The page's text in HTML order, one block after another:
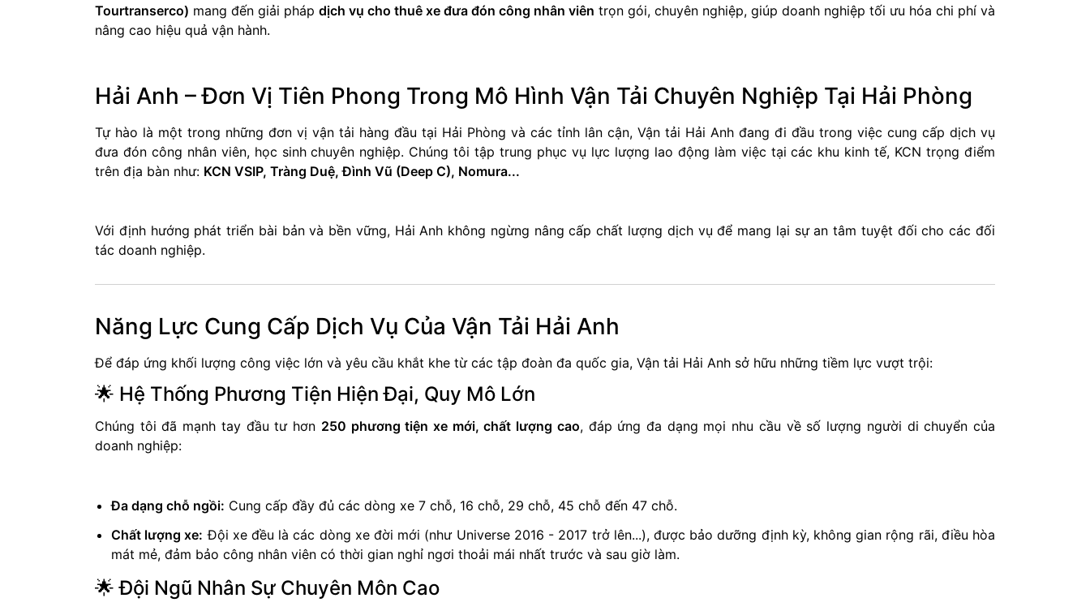
Tourtranserco) mang đến giải pháp dịch vụ cho thuê xe đưa đón công nhân viên trọn gói, chuyên nghiệp, giúp doanh nghiệp tối ưu hóa chi phí và
nâng cao hiệu quả vận hành.
Hải Anh – Đơn Vị Tiên Phong Trong Mô Hình Vận Tải Chuyên Nghiệp Tại Hải Phòng
Tự hào là một trong những đơn vị vận tải hàng đầu tại Hải Phòng và các tỉnh lân cận, Vận tải Hải Anh đang đi đầu trong việc cung cấp dịch vụ
đưa đón công nhân viên, học sinh chuyên nghiệp. Chúng tôi tập trung phục vụ lực lượng lao động làm việc tại các khu kinh tế, KCN trọng điểm
trên địa bàn như: KCN VSIP, Tràng Duệ, Đình Vũ (Deep C), Nomura...
Với định hướng phát triển bài bản và bền vững, Hải Anh không ngừng nâng cấp chất lượng dịch vụ để mang lại sự an tâm tuyệt đối cho các đối
tác doanh nghiệp.
Năng Lực Cung Cấp Dịch Vụ Của Vận Tải Hải Anh
Để đáp ứng khối lượng công việc lớn và yêu cầu khắt khe từ các tập đoàn đa quốc gia, Vận tải Hải Anh sở hữu những tiềm lực vượt trội:
🌟 Hệ Thống Phương Tiện Hiện Đại, Quy Mô Lớn
Chúng tôi đã mạnh tay đầu tư hơn 250 phương tiện xe mới, chất lượng cao, đáp ứng đa dạng mọi nhu cầu về số lượng người di chuyển của
doanh nghiệp:
Đa dạng chỗ ngồi: Cung cấp đầy đủ các dòng xe 7 chỗ, 16 chỗ, 29 chỗ, 45 chỗ đến 47 chỗ.
Chất lượng xe: Đội xe đều là các dòng xe đời mới (như Universe 2016 - 2017 trở lên...), được bảo dưỡng định kỳ, không gian rộng rãi, điều hòa
mát mẻ, đảm bảo công nhân viên có thời gian nghỉ ngơi thoải mái nhất trước và sau giờ làm.
🌟 Đội Ngũ Nhân Sự Chuyên Môn Cao